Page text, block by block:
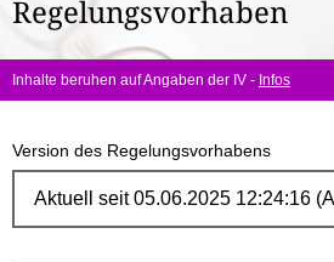
hier:
Regelungsvorhaben
Inhalte beruhen auf Angaben der IV - Infos
Version des Regelungsvorhabens